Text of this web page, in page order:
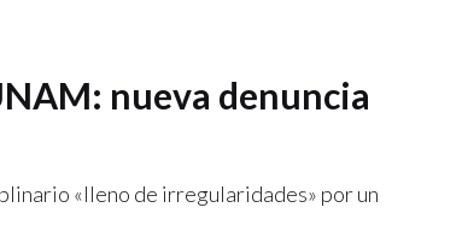
nueva denuncia
«lleno de irregularidades» por un